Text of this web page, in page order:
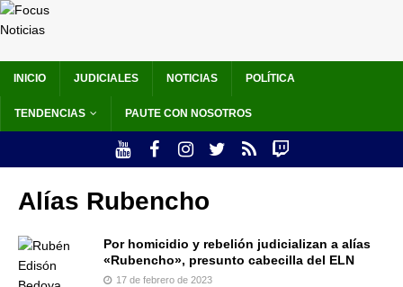
INICIO JUDICIALES NOTICIAS POLÍTICA
TENDENCIAS PAUTE CON NOSOTROS
Alías Rubencho
Por homicidio y rebelión judicializan a alías
«Rubencho», presunto cabecilla del ELN
17 de febrero de 2023